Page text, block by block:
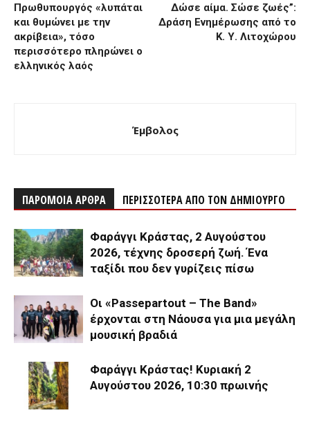
Πρωθυπουργός «λυπάται
και θυμώνει με την
ακρίβεια», τόσο
περισσότερο πληρώνει ο
ελληνικός λαός
Δώσε αίμα. Σώσε ζωές”:
Δράση Ενημέρωσης από το
Κ. Υ. Λιτοχώρου
Έμβολος
ΠΑΡΟΜΟΙΑ ΑΡΘΡΑ ΠΕΡΙΣΣΟΤΕΡΑ ΑΠΟ ΤΟΝ ΔΗΜΙΟΥΡΓΟ
Φαράγγι Κράστας, 2 Αυγούστου
2026, τέχνης δροσερή ζωή. Ένα
ταξίδι που δεν γυρίζεις πίσω
Οι «Passepartout – The Band»
έρχονται στη Νάουσα για μια μεγάλη
μουσική βραδιά
Φαράγγι Κράστας! Κυριακή 2
Αυγούστου 2026, 10:30 πρωινής